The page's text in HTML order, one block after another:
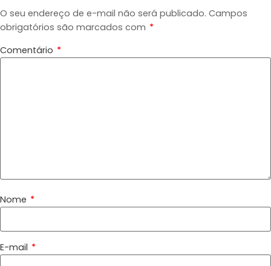
O seu endereço de e-mail não será publicado. Campos
obrigatórios são marcados com *
Comentário *
Nome *
E-mail *